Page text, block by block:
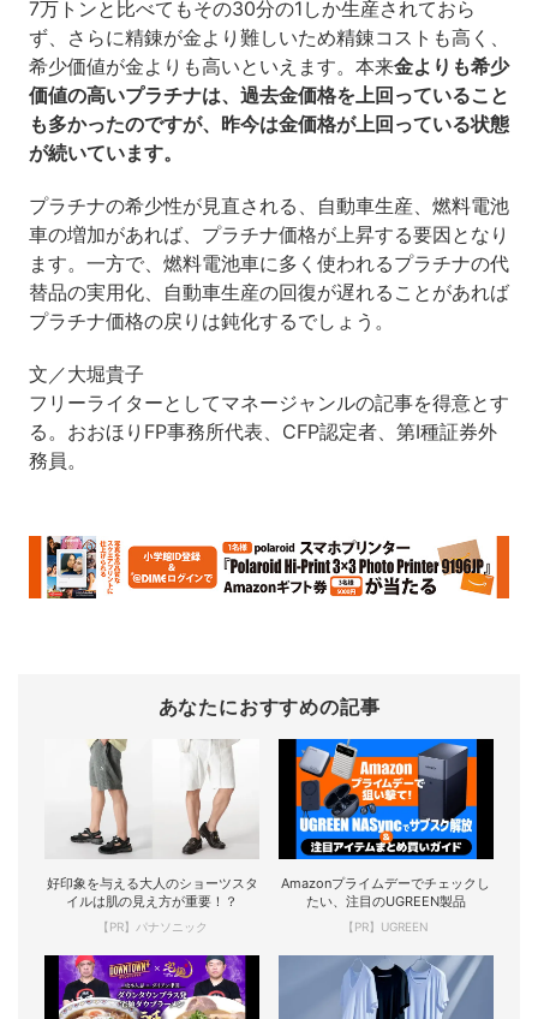
7万トンと比べてもその30分の1しか生産されておら
ず、さらに精錬が金より難しいため精錬コストも高く、
希少価値が金よりも高いといえます。本来金よりも希少
価値の高いプラチナは、過去金価格を上回っていること
も多かったのですが、昨今は金価格が上回っている状態
が続いています。
プラチナの希少性が見直される、自動車生産、燃料電池
車の増加があれば、プラチナ価格が上昇する要因となり
ます。一方で、燃料電池車に多く使われるプラチナの代
替品の実用化、自動車生産の回復が遅れることがあれば
プラチナ価格の戻りは鈍化するでしょう。
文／大堀貴子
フリーライターとしてマネージャンルの記事を得意とす
る。おおほりFP事務所代表、CFP認定者、第Ⅰ種証券外
務員。
あなたにおすすめの記事
好印象を与える大人のショーツスタ
イルは肌の見え方が重要！？
【PR】パナソニック
Amazonプライムデーでチェックし
たい、注目のUGREEN製品
【PR】UGREEN